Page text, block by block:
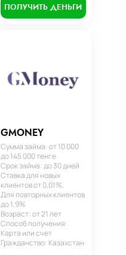
ПОЛУЧИТЬ ДЕНЬГИ
GMONEY
Сумма займа: от 10 000
до 145 000 тенге
Срок займа: до 30 дней
Ставка для новых
клиентов от 0,01%.
Для повторных клиентов
до 1,9%
Возраст: от 21 лет
Способ получения:
Карта или счет
Гражданство: Казахстан